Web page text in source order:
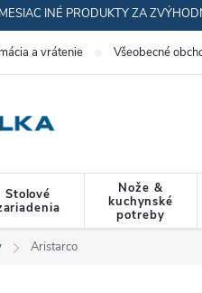
INÉ PRODUKTY ZA
a vrátenie Všeobecné
Stolové
Nože &
kuchynské
potreby
Aristarco